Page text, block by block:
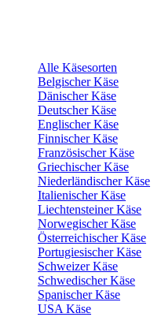
Alle Käsesorten
Belgischer Käse
Dänischer Käse
Deutscher Käse
Englischer Käse
Finnischer Käse
Französischer Käse
Griechischer Käse
Niederländischer Käse
Italienischer Käse
Liechtensteiner Käse
Norwegischer Käse
Österreichischer Käse
Portugiesischer Käse
Schweizer Käse
Schwedischer Käse
Spanischer Käse
USA Käse